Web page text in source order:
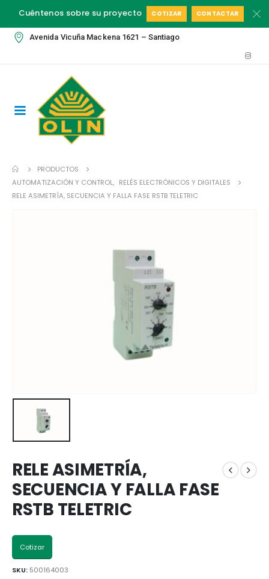
Cuéntenos sobre su proyecto COTIZAR CONTACTAR
Avenida Vicuña Mackena 1621 – Santiago
PRODUCTOS
AUTOMATIZACIÓN Y CONTROL, RELÉS ELECTRÓNICOS Y DIGITALES
RELE ASIMETRÍA, SECUENCIA Y FALLA FASE RSTB TELETRIC
RELE ASIMETRÍA,
SECUENCIA Y FALLA FASE
RSTB TELETRIC
Cotizar
SKU: 500164003